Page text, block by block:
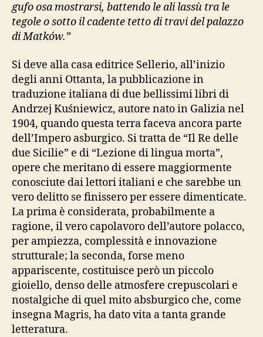
gufo osa mostrarsi, battendo le ali lassù tra le
tegole o sotto il cadente tetto di travi del palazzo
di Matków.”
Si deve alla casa editrice Sellerio, all’inizio
degli anni Ottanta, la pubblicazione in
traduzione italiana di due bellissimi libri di
Andrzej Kuśniewicz, autore nato in Galizia nel
1904, quando questa terra faceva ancora parte
dell’Impero asburgico. Si tratta de “Il Re delle
due Sicilie” e di “Lezione di lingua morta”,
opere che meritano di essere maggiormente
conosciute dai lettori italiani e che sarebbe un
vero delitto se finissero per essere dimenticate.
La prima è considerata, probabilmente a
ragione, il vero capolavoro dell’autore polacco,
per ampiezza, complessità e innovazione
strutturale; la seconda, forse meno
appariscente, costituisce però un piccolo
gioiello, denso delle atmosfere crepuscolari e
nostalgiche di quel mito absburgico che, come
insegna Magris, ha dato vita a tanta grande
letteratura.